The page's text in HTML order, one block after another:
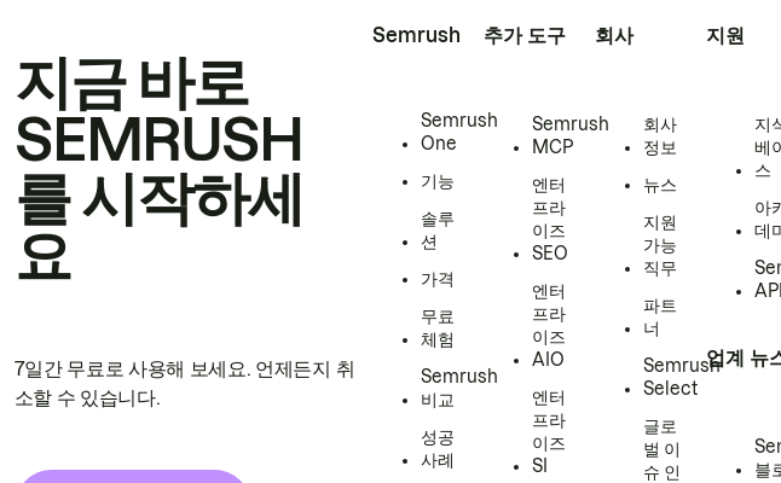
지금 바로
SEMRUSH
를 시작하세
요
7일간 무료로 사용해 보세요. 언제든지 취
소할 수 있습니다.
Semrush
Semrush
One
기능
솔루
션
가격
무료
체험
Semrush
비교
성공
사례
추가 도구
Semrush
MCP
엔터
프라
이즈
SEO
엔터
프라
이즈
AIO
엔터
프라
이즈
SI
회사
회사
정보
뉴스
지원
가능
직무
파트
너
Semrush
Select
글로
벌 이
슈 인
지원
지
베
스
아
데
업계 뉴
블